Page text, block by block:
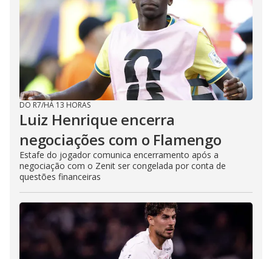
DO R7/HÁ 13 HORAS
Luiz Henrique encerra
negociações com o Flamengo
Estafe do jogador comunica encerramento após a
negociação com o Zenit ser congelada por conta de
questões financeiras